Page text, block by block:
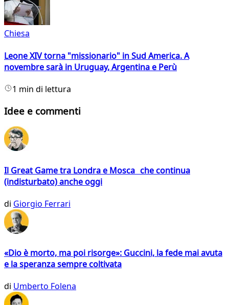
Chiesa
Leone XIV torna "missionario" in Sud America. A
novembre sarà in Uruguay, Argentina e Perù
1 min di lettura
Idee e commenti
Il Great Game tra Londra e Mosca che continua
(indisturbato) anche oggi
di Giorgio Ferrari
«Dio è morto, ma poi risorge»: Guccini, la fede mai avuta
e la speranza sempre coltivata
di Umberto Folena